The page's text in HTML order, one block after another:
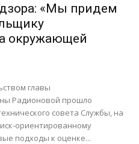
«Мы придем
окружающей
главы
Радионовой прошло
совета Службы, на
ориентированному
подходы к оценке...